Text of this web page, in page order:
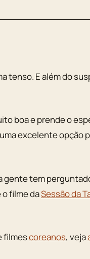
tenso. E além do
boa e prende o
excelente opção
gente tem
filme daSessão da
filmescoreanos, veja